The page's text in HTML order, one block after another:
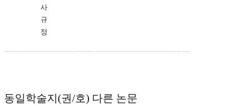
사
규
정
동일학술지(권/호) 다른 논문